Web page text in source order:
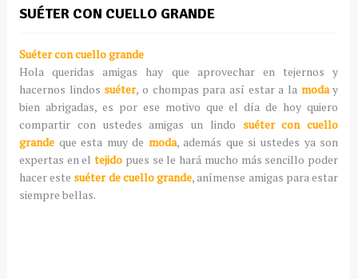
SUÉTER CON CUELLO GRANDE
Suéter con cuello grande
Hola queridas amigas hay que aprovechar en tejernos y
hacernos lindos suéter, o chompas para así estar a la moday
bien abrigadas, es por ese motivo que el día de hoy quiero
compartir con ustedes amigas un lindo suéter con cuello
grandeque esta muy de moda, además que si ustedes ya son
expertas en eltejido pues se le hará mucho más sencillo poder
hacer este suéter de cuello grande, anímense amigas para estar
siempre bellas.